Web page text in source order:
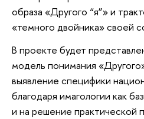
образа «Другого “я”» и
«темного двойника» своей
В проекте будет
модель понимания
выявление специфики
благодаря имагологии как
и на решение практической